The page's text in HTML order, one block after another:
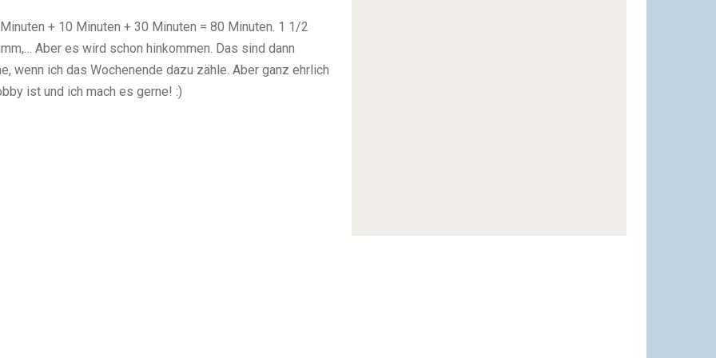
+ 10 Minuten + 30 Minuten = 80 Minuten. 1 1/2
Aber es wird schon hinkommen. Das sind dann
wenn ich das Wochenende dazu zähle. Aber ganz ehrlich
ist und ich mach es gerne! :)